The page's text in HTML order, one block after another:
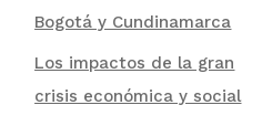
Bogotá y Cundinamarca
Los impactos de la gran
crisis económica y social